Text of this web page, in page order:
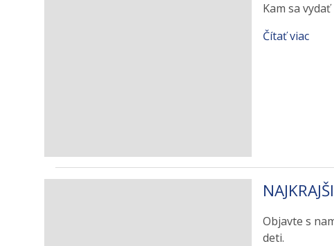
Kam sa
Čítať viac
Objavte s
deti.